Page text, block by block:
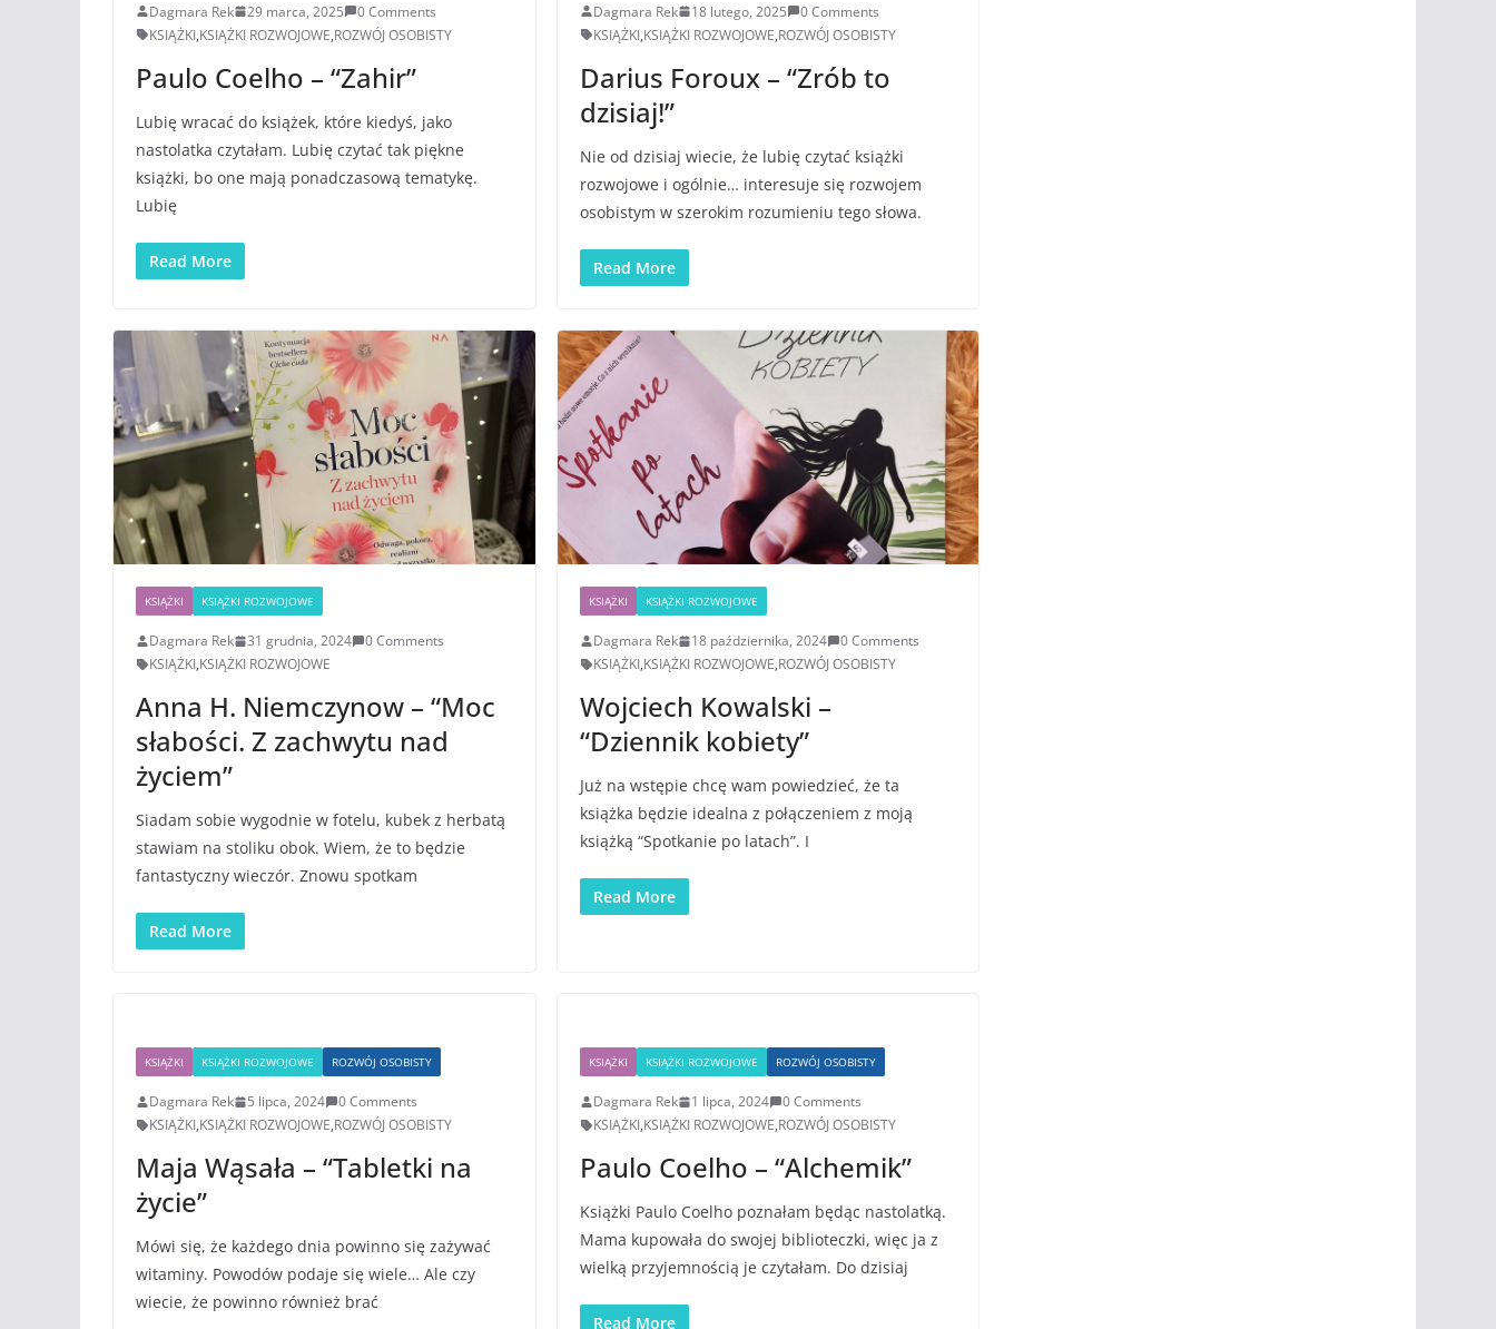
Dagmara Rek 29 marca, 2025
0 Comments
KSIĄŻKI,KSIĄŻKI ROZWOJOWE,ROZWÓJ OSOBISTY
Paulo Coelho – “Zahir”
Lubię wracać do książek, które kiedyś, jako
nastolatka czytałam. Lubię czytać tak piękne
książki, bo one mają ponadczasową tematykę.
Lubię
Read More
Dagmara Rek 18 lutego, 2025
0 Comments
KSIĄŻKI,KSIĄŻKI ROZWOJOWE,ROZWÓJ OSOBISTY
Darius Foroux – “Zrób to
dzisiaj!”
Nie od dzisiaj wiecie, że lubię czytać książki
rozwojowe i ogólnie… interesuje się rozwojem
osobistym w szerokim rozumieniu tego słowa.
Read More
KSIĄŻKI KSIĄŻKI ROZWOJOWE
Dagmara Rek 31 grudnia, 2024
0 Comments
KSIĄŻKI,KSIĄŻKI ROZWOJOWE
Anna H. Niemczynow – “Moc
słabości. Z zachwytu nad
życiem”
Siadam sobie wygodnie w fotelu, kubek z herbatą
stawiam na stoliku obok. Wiem, że to będzie
fantastyczny wieczór. Znowu spotkam
Read More
KSIĄŻKI KSIĄŻKI ROZWOJOWE
Dagmara Rek 18 października, 2024
0 Comments
KSIĄŻKI,KSIĄŻKI ROZWOJOWE,ROZWÓJ OSOBISTY
Wojciech Kowalski –
“Dziennik kobiety”
Już na wstępie chcę wam powiedzieć, że ta
książka będzie idealna z połączeniem z moją
książką “Spotkanie po latach”. I
Read More
KSIĄŻKI KSIĄŻKI ROZWOJOWE ROZWÓJ OSOBISTY
Dagmara Rek 5 lipca, 2024
0 Comments
KSIĄŻKI,KSIĄŻKI ROZWOJOWE,ROZWÓJ OSOBISTY
Maja Wąsała – “Tabletki na
życie”
Mówi się, że każdego dnia powinno się zażywać
witaminy. Powodów podaje się wiele… Ale czy
wiecie, że powinno również brać
KSIĄŻKI KSIĄŻKI ROZWOJOWE ROZWÓJ OSOBISTY
Dagmara Rek 1 lipca, 2024
0 Comments
KSIĄŻKI,KSIĄŻKI ROZWOJOWE,ROZWÓJ OSOBISTY
Paulo Coelho – “Alchemik”
Książki Paulo Coelho poznałam będąc nastolatką.
Mama kupowała do swojej biblioteczki, więc ja z
wielką przyjemnością je czytałam. Do dzisiaj
Read More